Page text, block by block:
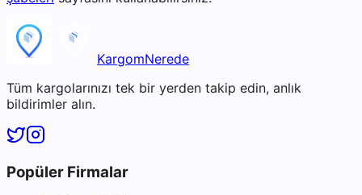
KargomNerede
Tüm kargolarınızı tek bir yerden takip edin, anlık
bildirimler alın.
Popüler Firmalar